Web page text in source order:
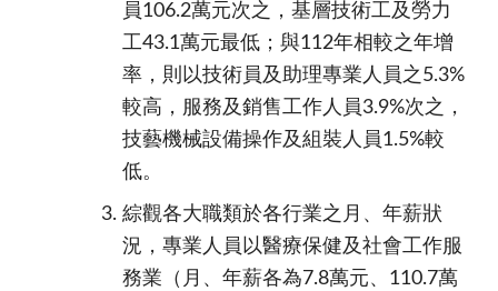
員106.2萬元次之，基層技術工及勞力
工43.1萬元最低；與112年相較之年增
率，則以技術員及助理專業人員之5.3%
較高，服務及銷售工作人員3.9%次之，
技藝機械設備操作及組裝人員1.5%較
低。
綜觀各大職類於各行業之月 、 年薪狀
況，專業人員以醫療保健及社會工作服
務業（月、年薪各為7.8萬元、 110.7萬